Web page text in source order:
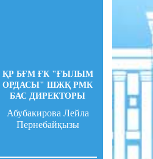
ҚР БҒМ ҒК "ҒЫЛЫМ
ОРДАСЫ" ШЖҚ РМК
БАС ДИРЕКТОРЫ
Абубакирова Лейла
Пернебайқызы